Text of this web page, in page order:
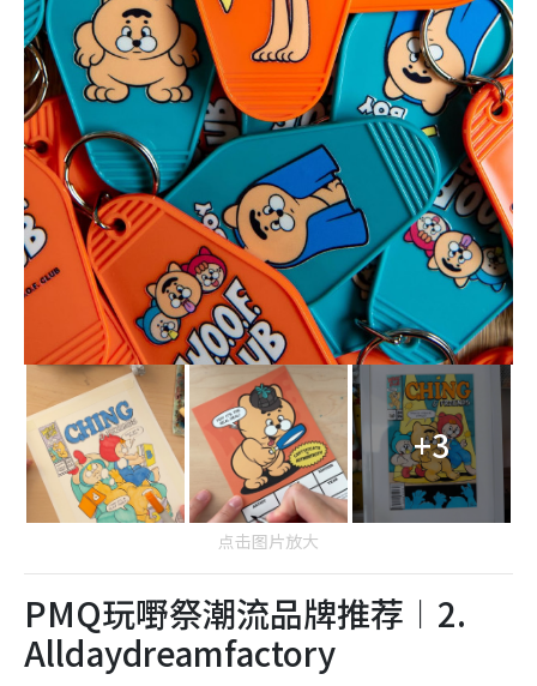
+3
点击图片放大
PMQ玩嘢祭潮流品牌推荐︱2.
Alldaydreamfactory